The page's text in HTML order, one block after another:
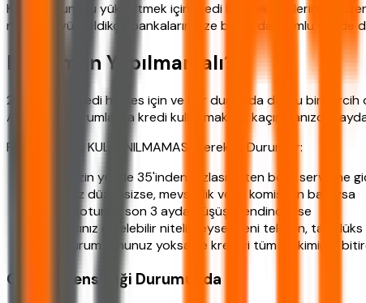
Kredi notunuzu yükseltmek için kredi kartı ekstrelerinizi
notunuz yükseldikçe bankaların size bakışı da olumlu yönde
Ne Zaman Yapılmamalı?
200 Bin TL kredi herkes için ve her durumda doğru bir tercih
Aşağıdaki durumlarda kredi kullanmaktan kaçınmanızda fayda
Finansal Ürün KULLANILMAMASI Gereken Durumlar:
Gelirinizin yüzde 35'inden fazlası zaten borç servisine
Geliriniz düzensizse, mevsimlik veya komisyon bazlıysa
Kredi notunuz son 3 ayda düşüş trendindeyse
İhtiyacınız ertelebilir nitelikteyse (yeni telefon, tatil,
Acil durum fonunuz yoksa ve krediyi tüm birikiminizi
Gelir Düzensizliği Durumunda